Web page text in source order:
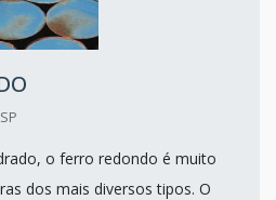
o ferro redondo é muito
dos mais diversos tipos. O